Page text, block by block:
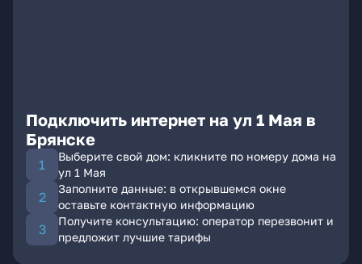
Подключить интернет на ул 1 Мая в
Брянске
Выберите свой дом: кликните по номеру дома на
ул 1 Мая
Заполните данные: в открывшемся окне
оставьте контактную информацию
Получите консультацию: оператор перезвонит и
предложит лучшие тарифы